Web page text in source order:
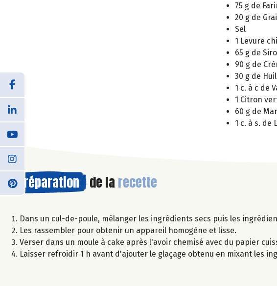
75 g de
20 g de
Sel
1 Levure
65 g de
90 g de
30 g de
1 c. à c de
1 Citron
60 g de
1 c. à s. de
Préparation de la recette
Dans un cul-de-poule, mélanger les ingrédients secs puis les
Les rassembler pour obtenir un appareil homogène et lisse.
Verser dans un moule à cake après l'avoir chemisé avec du papier
Laisser refroidir 1 h avant d'ajouter le glaçage obtenu en mixant les